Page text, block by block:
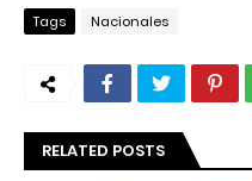
Tags Nacionales
RELATED POSTS